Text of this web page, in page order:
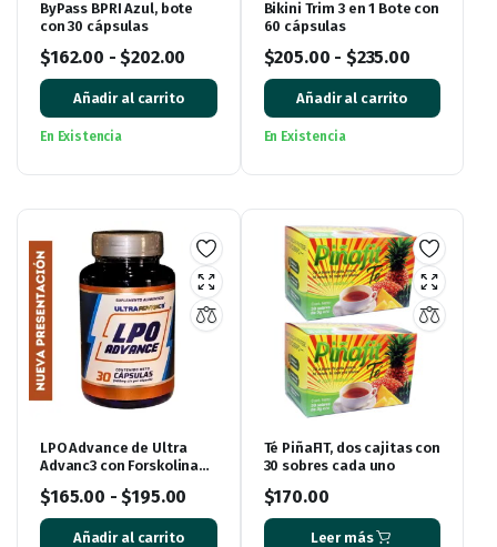
ByPass BPRI Azul, bote
con 30 cápsulas
$162.00 -$202.00
Añadir al carrito
En Existencia
Bikini Trim 3 en 1 Bote con
60 cápsulas
$205.00 - $235.00
Añadir al carrito
En Existencia
LPO Advance de Ultra
Advanc3 con Forskolina
Lipo Advance)
$165.00 - $195.00
Añadir al carrito
Té PiñaFIT, dos cajitas con
30 sobres cada uno
$170.00
Leer más